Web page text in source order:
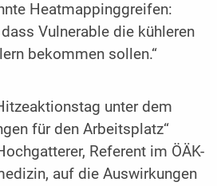
Heatmappinggreifen:
Vulnerable die kühleren
bekommen sollen.“
unter dem
für den Arbeitsplatz“
Referent im ÖÄK-
auf die Auswirkungen